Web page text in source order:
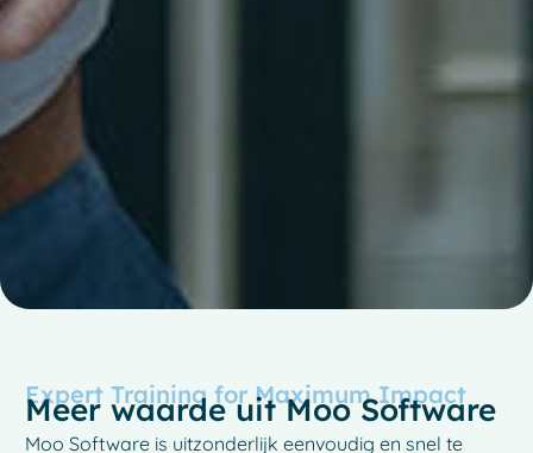
Expert Training for Maximum Impact
Meer waarde uit Moo Software
Moo Software is uitzonderlijk eenvoudig en snel te